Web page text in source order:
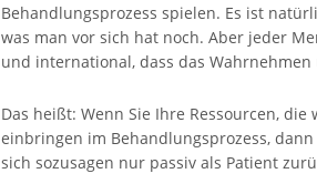
Behandlungsprozess spielen. Es ist
was man vor sich hat noch. Aber jeder
und international, dass das
Das heißt: Wenn Sie Ihre Ressourcen,
einbringen im Behandlungsprozess,
sich sozusagen nur passiv als Patient